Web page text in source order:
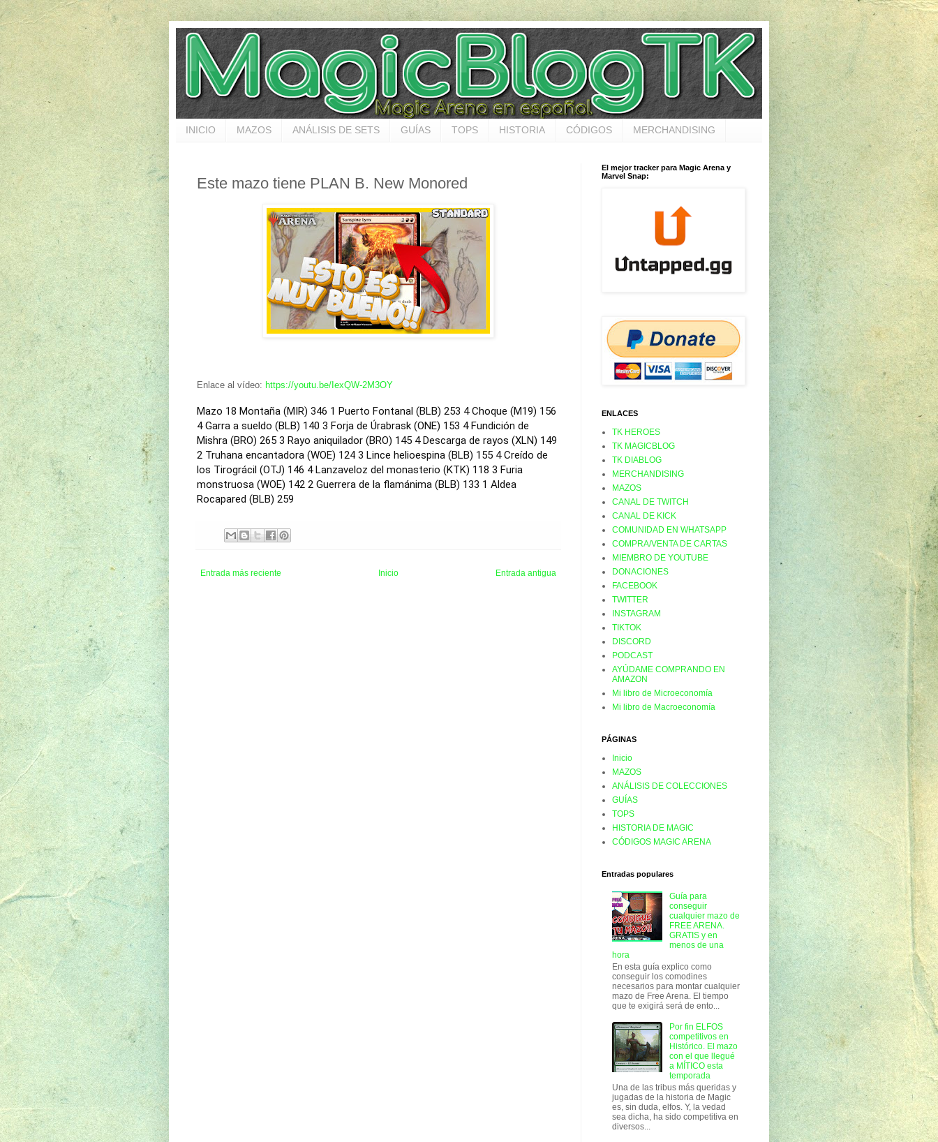
INICIO MAZOS ANÁLISIS DE SETS GUÍAS TOPS HISTORIA CÓDIGOS MERCHANDISING
Este mazo tiene PLAN B. New Monored
Enlace al vídeo: https://youtu.be/IexQW-2M3OY
Mazo 18 Montaña (MIR) 346 1 Puerto Fontanal (BLB) 253 4 Choque (M19) 156
4 Garra a sueldo (BLB) 140 3 Forja de Úrabrask (ONE) 153 4 Fundición de
Mishra (BRO) 265 3 Rayo aniquilador (BRO) 145 4 Descarga de rayos (XLN) 149
2 Truhana encantadora (WOE) 124 3 Lince helioespina (BLB) 155 4 Creído de
los Tirográcil (OTJ) 146 4 Lanzaveloz del monasterio (KTK) 118 3 Furia
monstruosa (WOE) 142 2 Guerrera de la flamánima (BLB) 133 1 Aldea
Rocapared (BLB) 259
Entrada más reciente Entrada antigua
Inicio
El mejor tracker para Magic Arena y
Marvel Snap:
ENLACES
TK HEROES
TK MAGICBLOG
TK DIABLOG
MERCHANDISING
MAZOS
CANAL DE TWITCH
CANAL DE KICK
COMUNIDAD EN WHATSAPP
COMPRA/VENTA DE CARTAS
MIEMBRO DE YOUTUBE
DONACIONES
FACEBOOK
TWITTER
INSTAGRAM
TIKTOK
DISCORD
PODCAST
AYÚDAME COMPRANDO EN
AMAZON
Mi libro de Microeconomía
Mi libro de Macroeconomía
PÁGINAS
Inicio
MAZOS
ANÁLISIS DE COLECCIONES
GUÍAS
TOPS
HISTORIA DE MAGIC
CÓDIGOS MAGIC ARENA
Entradas populares
Guía para
conseguir
cualquier mazo de
FREE ARENA.
GRATIS y en
menos de una
hora
En esta guía explico como
conseguir los comodines
necesarios para montar cualquier
mazo de Free Arena. El tiempo
que te exigirá será de ento...
Por fin ELFOS
competitivos en
Histórico. El mazo
con el que llegué
a MÍTICO esta
temporada
Una de las tribus más queridas y
jugadas de la historia de Magic
es, sin duda, elfos. Y, la vedad
sea dicha, ha sido competitiva en
diversos...